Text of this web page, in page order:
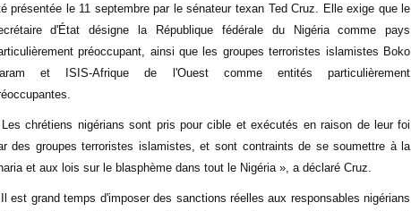
présentée le 11 septembre par le sénateur texan Ted Cruz. Elle exige que le
d'État désigne la République fédérale du Nigéria comme pays
préoccupant, ainsi que les groupes terroristes islamistes Boko
et ISIS-Afrique de l'Ouest comme entités particulièrement
chrétiens nigérians sont pris pour cible et exécutés en raison de leur foi
des groupes terroristes islamistes, et sont contraints de se soumettre à la
et aux lois sur le blasphème dans tout le Nigéria », a déclaré Cruz.
est grand temps d'imposer des sanctions réelles aux responsables nigérians